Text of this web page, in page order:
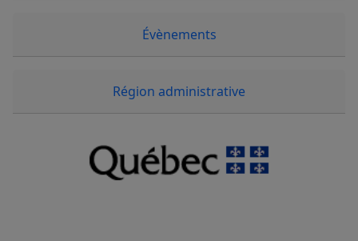
Évènements
Région administrative